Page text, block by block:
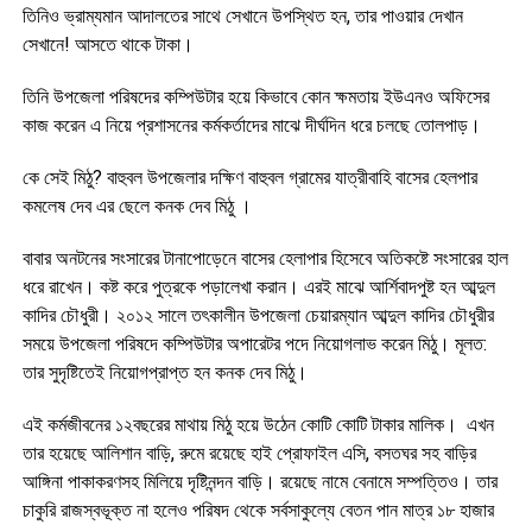
তিনিও ভ্রাম্যমান আদালতের সাথে সেখানে উপস্থিত হন, তার পাওয়ার দেখান
সেখানে! আসতে থাকে টাকা।
তিনি উপজেলা পরিষদের কম্পিউটার হয়ে কিভাবে কোন ক্ষমতায় ইউএনও অফিসের
কাজ করেন এ নিয়ে প্রশাসনের কর্মকর্তাদের মাঝে দীর্ঘদিন ধরে চলছে তোলপাড়।
কে সেই মিঠু? বাহুবল উপজেলার দক্ষিণ বাহুবল গ্রামের যাত্রীবাহি বাসের হেলপার
কমলেষ দেব এর ছেলে কনক দেব মিঠু ।
বাবার অনটনের সংসারের টানাপোড়েনে বাসের হেলাপার হিসেবে অতিকষ্টে সংসারের হাল
ধরে রাখেন। কষ্ট করে পুত্রকে পড়ালেখা করান। এরই মাঝে আর্শিবাদপুষ্ট হন আব্দুল
কাদির চৌধুরী। ২০১২ সালে তৎকালীন উপজেলা চেয়ারম্যান আব্দুল কাদির চৌধুরীর
সময়ে উপজেলা পরিষদে কম্পিউটার অপারেটর পদে নিয়োগলাভ করেন মিঠু। মূলত:
তার সুদৃষ্টিতেই নিয়োগপ্রাপ্ত হন কনক দেব মিঠু।
এই কর্মজীবনের ১২বছরের মাথায় মিঠু হয়ে উঠেন কোটি কোটি টাকার মালিক। এখন
তার হয়েছে আলিশান বাড়ি, রুমে রয়েছে হাই প্রোফাইল এসি, বসতঘর সহ বাড়ির
আঙ্গিনা পাকাকরণসহ মিলিয়ে দৃষ্টিনন্দন বাড়ি। রয়েছে নামে বেনামে সম্পত্তিও। তার
চাকুরি রাজস্বভূক্ত না হলেও পরিষদ থেকে সর্বসাকুল্যে বেতন পান মাত্র ১৮ হাজার